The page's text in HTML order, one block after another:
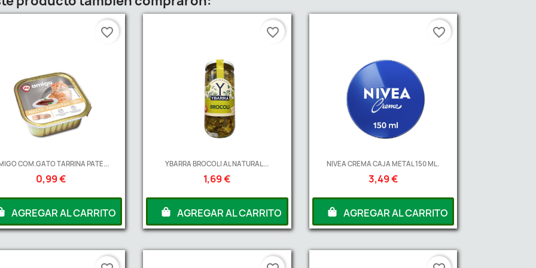
COM.GATO TARRINA PATE...
0,99 €
AGREGAR AL CARRITO
favorite_border
YBARRA BROCOLI AL NATURAL...
1,69 €
AGREGAR AL CARRITO
favorite_border
NIVEA CREMA CAJA METAL 150 ML.
3,49 €
AGREGAR AL CARRITO
favorite_border